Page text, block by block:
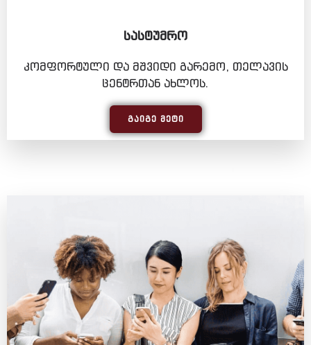
ᲡᲐᲡᲢᲣᲛᲠᲝ
კომფორტული და მშვიდი გარემო, თელავის
ცენტრთან ახლოს.
ᲒᲐᲘᲒᲔ ᲛᲔᲢᲘ